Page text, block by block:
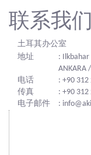
联系我们
土耳其办公室
地址
: Ilkbahar
ANKARA
电话
: +90 312
传真
: +90 312
电子邮件
: